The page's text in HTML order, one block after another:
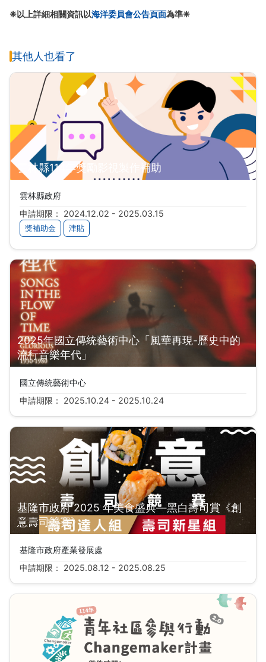
❈以上詳細相關資訊以海洋委員會公告頁面為準❈
其他人也看了
雲林縣114年獎勵影視製作補助
雲林縣政府
申請期限： 2024.12.02 - 2025.03.15
獎補助金 津貼
2025年國立傳統藝術中心「風華再現-歷史中的
流行音樂年代」
國立傳統藝術中心
申請期限： 2025.10.24 - 2025.10.24
基隆市政府 2025 年美食盛典—黑白壽司賞《創
意壽司競賽》
基隆市政府產業發展處
申請期限： 2025.08.12 - 2025.08.25